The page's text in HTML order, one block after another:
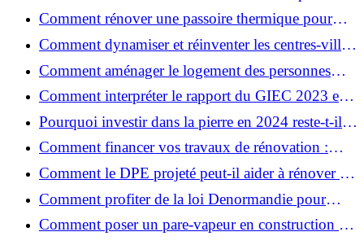
votre rénovation ?
Comment rénover une passoire thermique pour
une maison durable ?
Comment dynamiser et réinventer les centres-villes
avec Action Cœur de Ville ?
Comment aménager le logement des personnes
âgées et obtenir des aides financières ?
Comment interpréter le rapport du GIEC 2023 et
en retenir l'essentiel ?
Pourquoi investir dans la pierre en 2024 reste-t-il
un choix sûr ?
Comment financer vos travaux de rénovation :
aides, prêts et solutions pratiques ?
Comment le DPE projeté peut-il aider à rénover et
valoriser votre bien ?
Comment profiter de la loi Denormandie pour
investir dans l'ancien et défiscaliser ?
Comment poser un pare-vapeur en construction et